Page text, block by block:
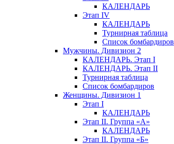
КАЛЕНДАРЬ
Этап IV
КАЛЕНДАРЬ
Турнирная таблица
Список бомбардиров
Мужчины. Дивизион 2
КАЛЕНДАРЬ. Этап I
КАЛЕНДАРЬ. Этап II
Турнирная таблица
Список бомбардиров
Женщины. Дивизион 1
Этап I
КАЛЕНДАРЬ
Этап II. Группа «А»
КАЛЕНДАРЬ
Этап II. Группа «Б»